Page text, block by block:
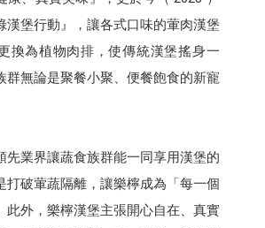
漢堡行動』，讓各式口味的葷肉漢堡
換為植物肉排，使傳統漢堡搖身一
群無論是聚餐小聚、便餐飽食的新寵
先業界讓蔬食族群能一同享用漢堡的
打破葷蔬隔離，讓樂檸成為「每一個
此外，樂檸漢堡主張開心自在、真實